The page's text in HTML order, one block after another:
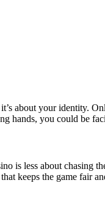
about your identity.
hands, you could be
is less about chasing
keeps the game fair